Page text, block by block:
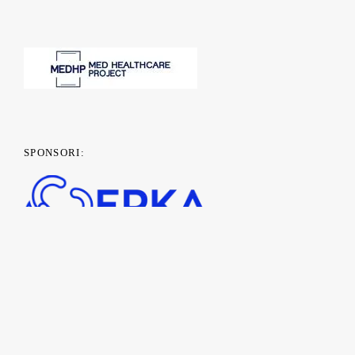
SPONSORI: